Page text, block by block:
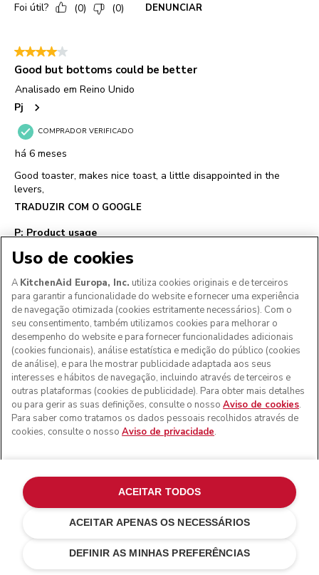
€ 183,20 custos € 45,80
Uso de cookies
A KitchenAid Europa, Inc. utiliza cookies originais e de terceiros
para garantir a funcionalidade do website e fornecer uma experiência
de navegação otimizada (cookies estritamente necessários). Com o
seu consentimento, também utilizamos cookies para melhorar o
desempenho do website e para fornecer funcionalidades adicionais
(cookies funcionais), análise estatística e medição do público (cookies
de análise), e para lhe mostrar publicidade adaptada aos seus
interesses e hábitos de navegação, incluindo através de terceiros e
outras plataformas (cookies de publicidade). Para obter mais detalhes
ou para gerir as suas definições, consulte o nosso Aviso de cookies.
Para saber como tratamos os dados pessoais recolhidos através de
cookies, consulte o nosso Aviso de privacidade.
DEFINIR AS MINHAS PREFERÊNCIAS
ACEITAR APENAS OS NECESSÁRIOS
ACEITAR TODOS